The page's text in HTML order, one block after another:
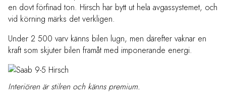
en dovt förfinad ton. Hirsch har bytt ut hela avgassystemet, och
vid körning märks det verkligen.
Under 2 500 varv känns bilen lugn, men därefter vaknar en
kraft som skjuter bilen framåt med imponerande energi.
Interiören är stilren och känns premium.